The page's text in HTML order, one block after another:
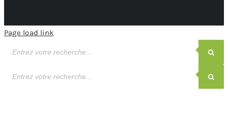
Page load link
de
de